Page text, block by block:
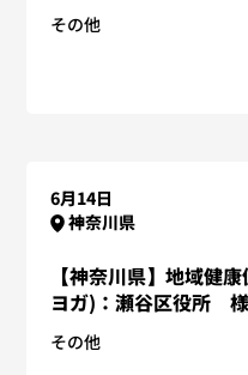
その他
6月14日
神奈川県
【神奈川県】地域健
ヨガ)：瀬谷区役所 様
その他